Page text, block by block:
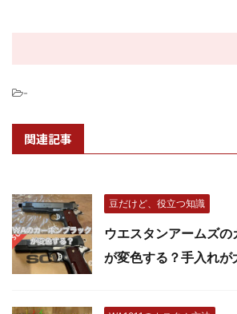
-
関連記事
豆だけど、役立つ知識
ウエスタンアームズの
が変色する？手入れが